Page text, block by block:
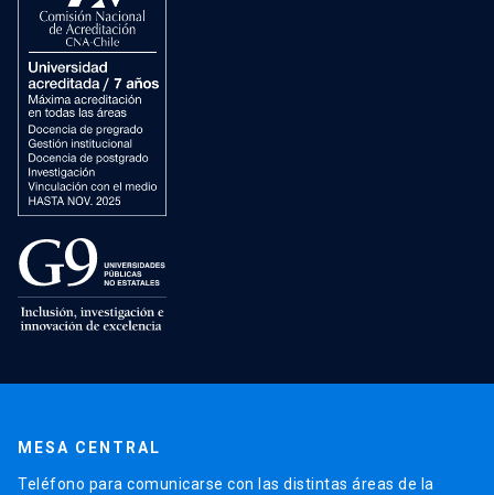
MESA CENTRAL
Teléfono para comunicarse con las distintas áreas de la